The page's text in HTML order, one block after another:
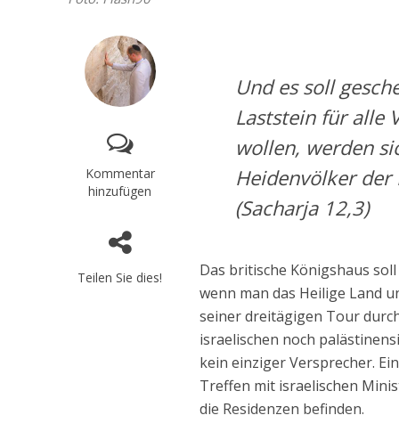
Kommentar
hinzufügen
Teilen Sie dies!
Und es soll
Laststein für alle
wollen, werden
Heidenvölker der
(Sacharja 12,3)
Das britische Königshaus
wenn man das Heilige Land
seiner dreitägigen Tour
israelischen noch
kein einziger Versprecher.
Treffen mit israelischen
die Residenzen befinden.